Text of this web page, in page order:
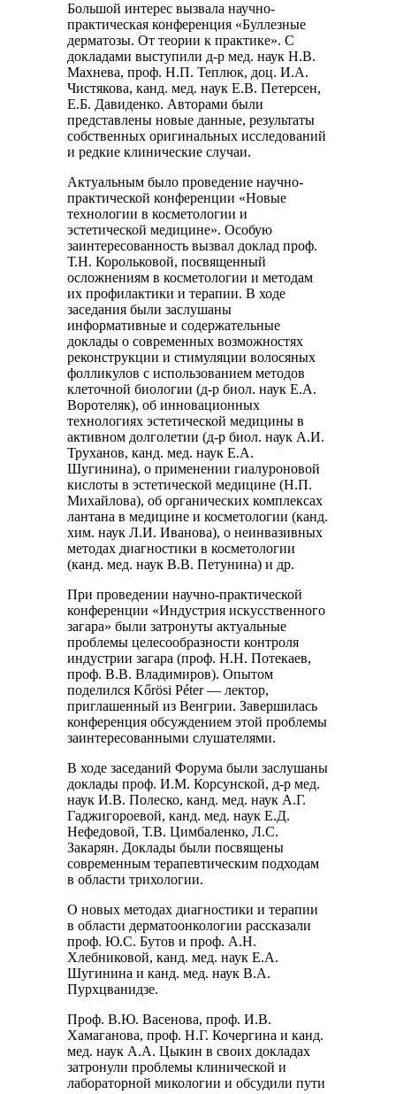
Большой интерес вызвала научно-
практическая конференция «Буллезные
дерматозы. От теории к практике». С
докладами выступили д-р мед. наук Н.В.
Махнева, проф. Н.П. Теплюк, доц. И.А.
Чистякова, канд. мед. наук Е.В. Петерсен,
Е.Б. Давиденко. Авторами были
представлены новые данные, результаты
собственных оригинальных исследований
и редкие клинические случаи.
Актуальным было проведение научно-
практической конференции «Новые
технологии в косметологии и
эстетической медицине». Особую
заинтересованность вызвал доклад проф.
Т.Н. Корольковой, посвященный
осложнениям в косметологии и методам
их профилактики и терапии. В ходе
заседания были заслушаны
информативные и содержательные
доклады о современных возможностях
реконструкции и стимуляции волосяных
фолликулов с использованием методов
клеточной биологии (д-р биол. наук Е.А.
Воротеляк), об инновационных
технологиях эстетической медицины в
активном долголетии (д-р биол. наук А.И.
Труханов, канд. мед. наук Е.А.
Шугинина), о применении гиалуроновой
кислоты в эстетической медицине (Н.П.
Михайлова), об органических комплексах
лантана в медицине и косметологии (канд.
хим. наук Л.И. Иванова), о неинвазивных
методах диагностики в косметологии
(канд. мед. наук В.В. Петунина) и др.
При проведении научно-практической
конференции «Индустрия искусственного
загара» были затронуты актуальные
проблемы целесообразности контроля
индустрии загара (проф. Н.Н. Потекаев,
проф. В.В. Владимиров). Опытом
поделился Kőrösi Péter — лектор,
приглашенный из Венгрии. Завершилась
конференция обсуждением этой проблемы
заинтересованными слушателями.
В ходе заседаний Форума были заслушаны
доклады проф. И.М. Корсунской, д-р мед.
наук И.В. Полеско, канд. мед. наук А.Г.
Гаджигороевой, канд. мед. наук Е.Д.
Нефедовой, Т.В. Цимбаленко, Л.С.
Закарян. Доклады были посвящены
современным терапевтическим подходам
в области трихологии.
О новых методах диагностики и терапии
в области дерматоонкологии рассказали
проф. Ю.С. Бутов и проф. А.Н.
Хлебниковой, канд. мед. наук Е.А.
Шугинина и канд. мед. наук В.А.
Пурхцванидзе.
Проф. В.Ю. Васенова, проф. И.В.
Хамаганова, проф. Н.Г. Кочергина и канд.
мед. наук А.А. Цыкин в своих докладах
затронули проблемы клинической и
лабораторной микологии и обсудили пути